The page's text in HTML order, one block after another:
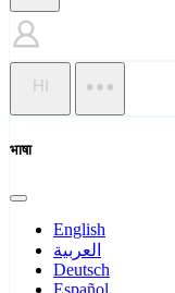
HI
भाषा
English
العربية
Deutsch